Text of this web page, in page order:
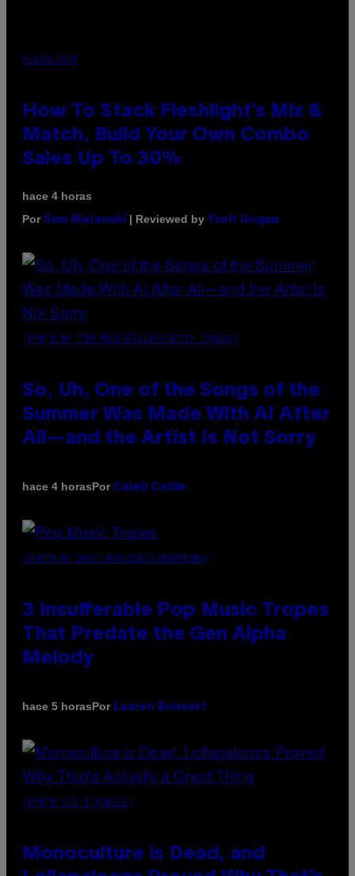
FLESHLIGHT
How To Stack Fleshlight’s Mix &
Match, Build Your Own Combo
Sales Up To 30%
hace 4 horas
Por Sam Watanuki | Reviewed by Ysolt Usigan
(PHOTO BY TIM MOSENFELDER/GETTY IMAGES)
So, Uh, One of the Songs of the
Summer Was Made With AI After
All—and the Artist Is Not Sorry
hace 4 horasPor Caleb Catlin
(PHOTO BY MARC BROUSSELY/REDFERNS)
3 Insufferable Pop Music Tropes
That Predate the Gen Alpha
Melody
hace 5 horasPor Lauren Boisvert
(PHOTO VIA T-MOBILE)
Monoculture is Dead, and